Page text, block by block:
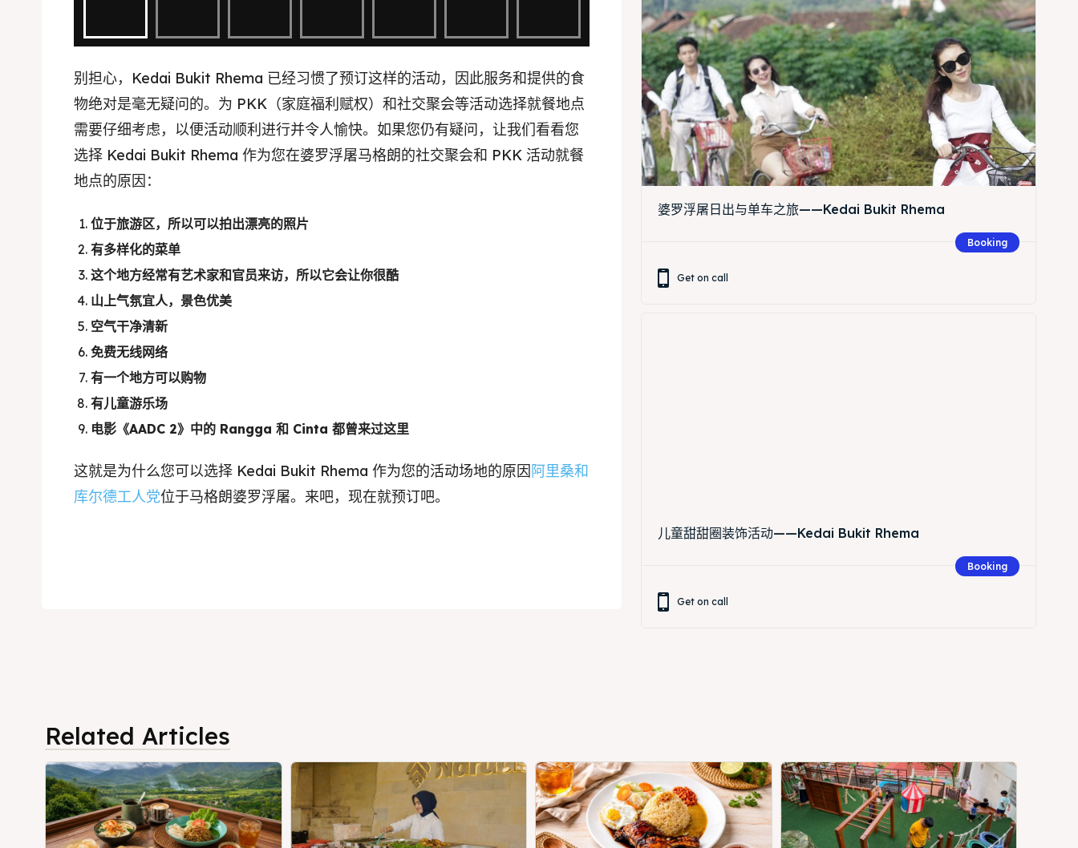
العربية
别担心，Kedai Bukit Rhema 已经习惯了预订这样的活动，因此服务和提供的食
物绝对是毫无疑问的。为 PKK（家庭福利赋权）和社交聚会等活动选择就餐地点
需要仔细考虑，以便活动顺利进行并令人愉快。如果您仍有疑问，让我们看看您
选择 Kedai Bukit Rhema 作为您在婆罗浮屠马格朗的社交聚会和 PKK 活动就餐
地点的原因：
位于旅游区，所以可以拍出漂亮的照片
有多样化的菜单
这个地方经常有艺术家和官员来访，所以它会让你很酷
山上气氛宜人，景色优美
空气干净清新
免费无线网络
有一个地方可以购物
有儿童游乐场
电影《AADC 2》中的 Rangga 和 Cinta 都曾来过这里
这就是为什么您可以选择 Kedai Bukit Rhema 作为您的活动场地的原因阿里桑和
库尔德工人党位于马格朗婆罗浮屠。来吧，现在就预订吧。
婆罗浮屠日出与单车之旅——Kedai Bukit Rhema
Booking
Get on call
儿童甜甜圈装饰活动——Kedai Bukit Rhema
Booking
Get on call
Related Articles